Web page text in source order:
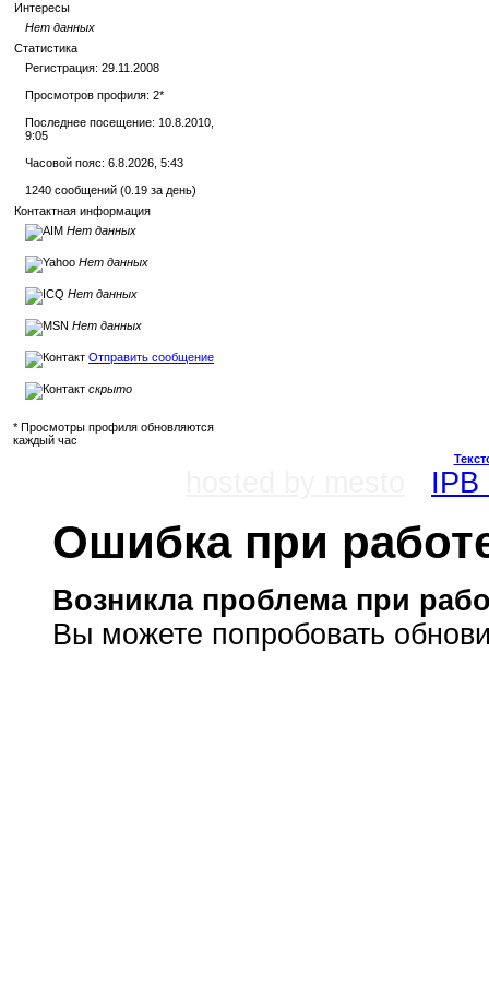
Интересы
Нет данных
Статистика
Регистрация: 29.11.2008
Просмотров профиля: 2*
Последнее посещение: 10.8.2010,
9:05
Часовой пояс: 6.8.2026, 5:43
1240 сообщений (0.19 за день)
Контактная информация
Нет данных
Нет данных
Нет данных
Нет данных
Отправить сообщение
скрыто
* Просмотры профиля обновляются
каждый час
IPB
Ошибка при
Возникла проблема при
Вы можете попробовать